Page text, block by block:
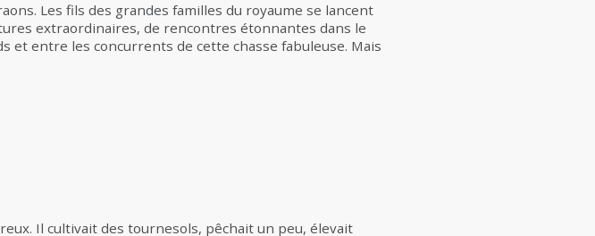
Les fils des grandes familles du royaume se lancent
extraordinaires, de rencontres étonnantes dans le
et entre les concurrents de cette chasse fabuleuse. Mais
Il cultivait des tournesols, pêchait un peu, élevait